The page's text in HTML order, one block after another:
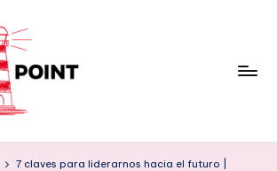
7 claves para liderarnos hacia el futuro |